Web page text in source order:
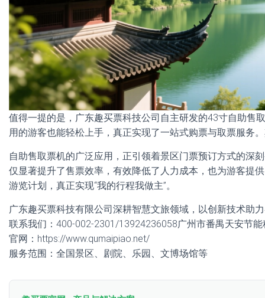
值得一提的是，广东趣买票科技公司自主研发的43寸自助售
用的游客也能轻松上手，真正实现了一站式购票与取票服务
自助售取票机的广泛应用，正引领着景区门票预订方式的深
仅显著提升了售票效率，有效降低了人力成本，也为游客提
游览计划，真正实现“我的行程我做主”。
广东趣买票科技有限公司深耕智慧文旅领域，以创新技术助
联系我们：400-002-2301/13924236058广州市番禺天安节
官网：https://www.qumaipiao.net/
服务范围：全国景区、剧院、乐园、文博场馆等